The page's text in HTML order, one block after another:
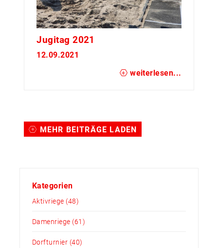
Jugitag 2021
12.09.2021
weiterlesen...
MEHR BEITRÄGE LADEN
Kategorien
Aktivriege (48)
Damenriege (61)
Dorfturnier (40)